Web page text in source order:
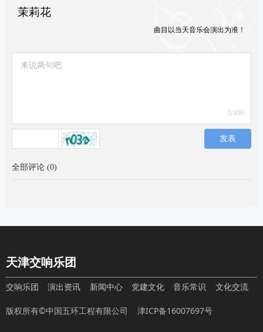
茉莉花
曲目以当天音乐会演出为准！
0/400
发表
全部评论 (0)
版权所有©中国五环工程有限公司 津ICP备16007697号
天津交响乐团
交响乐团 演出资讯 新闻中心 党建文化 音乐常识 文化交流